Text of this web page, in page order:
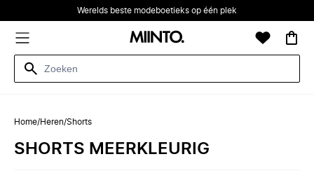
Werelds beste modeboetieks op één plek
Home/Heren/Shorts
SHORTS MEERKLEURIG